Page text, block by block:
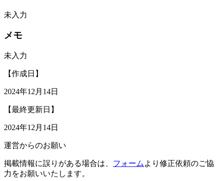
未入力
メモ
未入力
【作成日】
2024年12月14日
【最終更新日】
2024年12月14日
運営からのお願い
掲載情報に誤りがある場合は、 フォーム より修正依頼のご協
力をお願いいたします。